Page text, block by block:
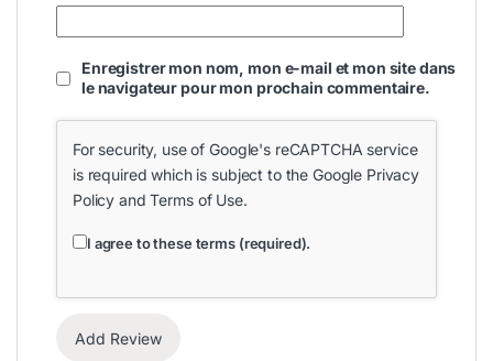
Enregistrer mon nom, mon e-mail et mon site dans
le navigateur pour mon prochain commentaire.
For security, use of Google's reCAPTCHA service
is required which is subject to the Google Privacy
Policy andTerms of Use.
I agree to these terms (required).